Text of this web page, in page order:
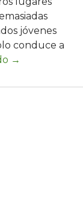
jóvenes
conduce a